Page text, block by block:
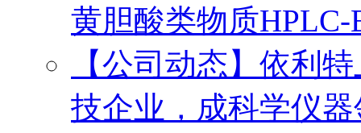
黄胆酸类物质
【公司动态】依利
技企业，成科学仪